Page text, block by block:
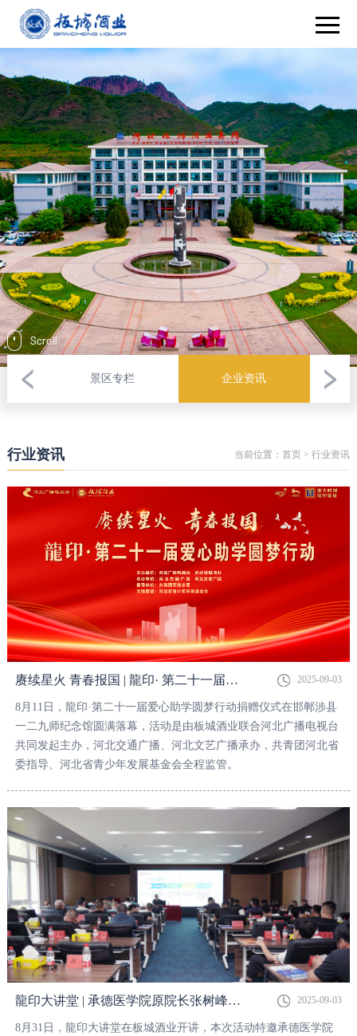
景区专栏 企业资讯
行业资讯 当前位置：首页 >行业资讯
赓续星火 青春报国 | 龍印· 第二十一届爱心助学圆梦行动捐赠仪式圆满举行！ 2025-09-03
8月11日，龍印·第二十一届爱心助学圆梦行动捐赠仪式在邯郸涉县
一二九师纪念馆圆满落幕，活动是由板城酒业联合河北广播电视台
共同发起主办，河北交通广播、河北文艺广播承办，共青团河北省
委指导、河北省青少年发展基金会全程监管。
龍印大讲堂 | 承德医学院原院长张树峰讲解《中医养生的智慧与方法》 2025-09-03
8月31日，龍印大讲堂在板城酒业开讲，本次活动特邀承德医学院